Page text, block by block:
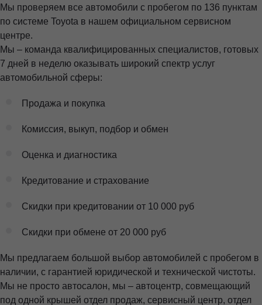
Мы проверяем все автомобили с пробегом по 136 пунктам
по системе Toyota в нашем официальном сервисном
центре.
Мы – команда квалифицированных специалистов, готовых
7 дней в неделю оказывать широкий спектр услуг
автомобильной сферы:
Продажа и покупка
Комиссия, выкуп, подбор и обмен
Оценка и диагностика
Кредитование и страхование
Скидки при кредитовании от 10 000 руб
Скидки при обмене от 20 000 руб
Мы предлагаем большой выбор автомобилей с пробегом в
наличии, с гарантией юридической и технической чистоты.
Мы не просто автосалон, мы – автоцентр, совмещающий
под одной крышей отдел продаж, сервисный центр, отдел